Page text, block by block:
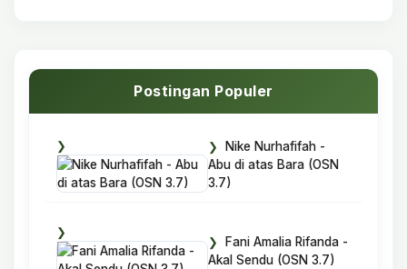
Postingan Populer
Nike Nurhafifah -
Abu di atas Bara (OSN
3.7)
Fani Amalia Rifanda -
Akal Sendu (OSN 3.7)